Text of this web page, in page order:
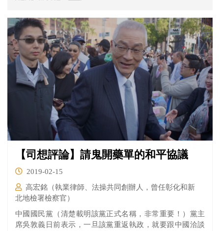
莫過於陳案再審法庭審判長林文舟的爭議了！ 讓我們先來
複習一下本案的狀況，以下的編號為事件發生順序：
【司想評論】請鬼開藥單的和平協議
2019-02-15
高宏銘（執業律師、法操共同創辦人，曾任彰化和新
北地檢署檢察官）
中國國民黨（清楚載明該黨正式名稱，非常重要！）黨主
席吳敦義日前表示，一旦該黨重返執政，就要跟中國洽談